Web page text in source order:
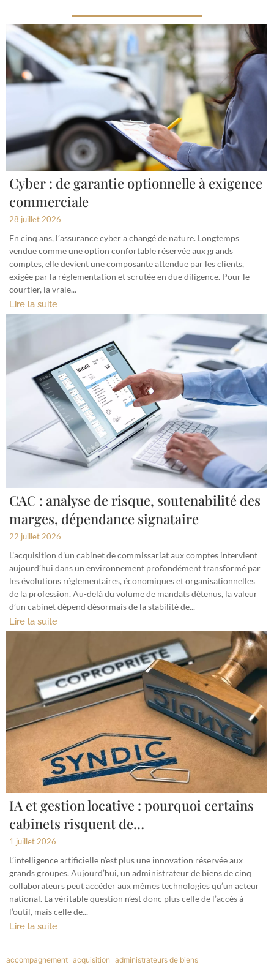
Cyber : de garantie optionnelle à exigence
commerciale
28 juillet 2026
En cinq ans, l’assurance cyber a changé de nature. Longtemps
vendue comme une option confortable réservée aux grands
comptes, elle devient une composante attendue par les clients,
exigée par la réglementation et scrutée en due diligence. Pour le
courtier, la vraie...
Lire la suite
CAC : analyse de risque, soutenabilité des
marges, dépendance signataire
22 juillet 2026
L’acquisition d’un cabinet de commissariat aux comptes intervient
aujourd’hui dans un environnement profondément transformé par
les évolutions réglementaires, économiques et organisationnelles
de la profession. Au-delà du volume de mandats détenus, la valeur
d’un cabinet dépend désormais de la stabilité de...
Lire la suite
IA et gestion locative : pourquoi certains
cabinets risquent de…
1 juillet 2026
L’intelligence artificielle n’est plus une innovation réservée aux
grands groupes. Aujourd’hui, un administrateur de biens de cinq
collaborateurs peut accéder aux mêmes technologies qu’un acteur
national. La véritable question n’est donc plus celle de l’accès à
l’outil, mais celle de...
Lire la suite
accompagnement acquisition administrateurs de biens